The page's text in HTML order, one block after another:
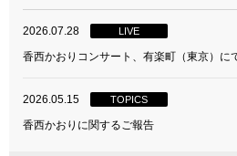
2026.07.28 LIVE
香西かおりコンサート、有楽町（東京）に
2026.05.15 TOPICS
香西かおりに関するご報告